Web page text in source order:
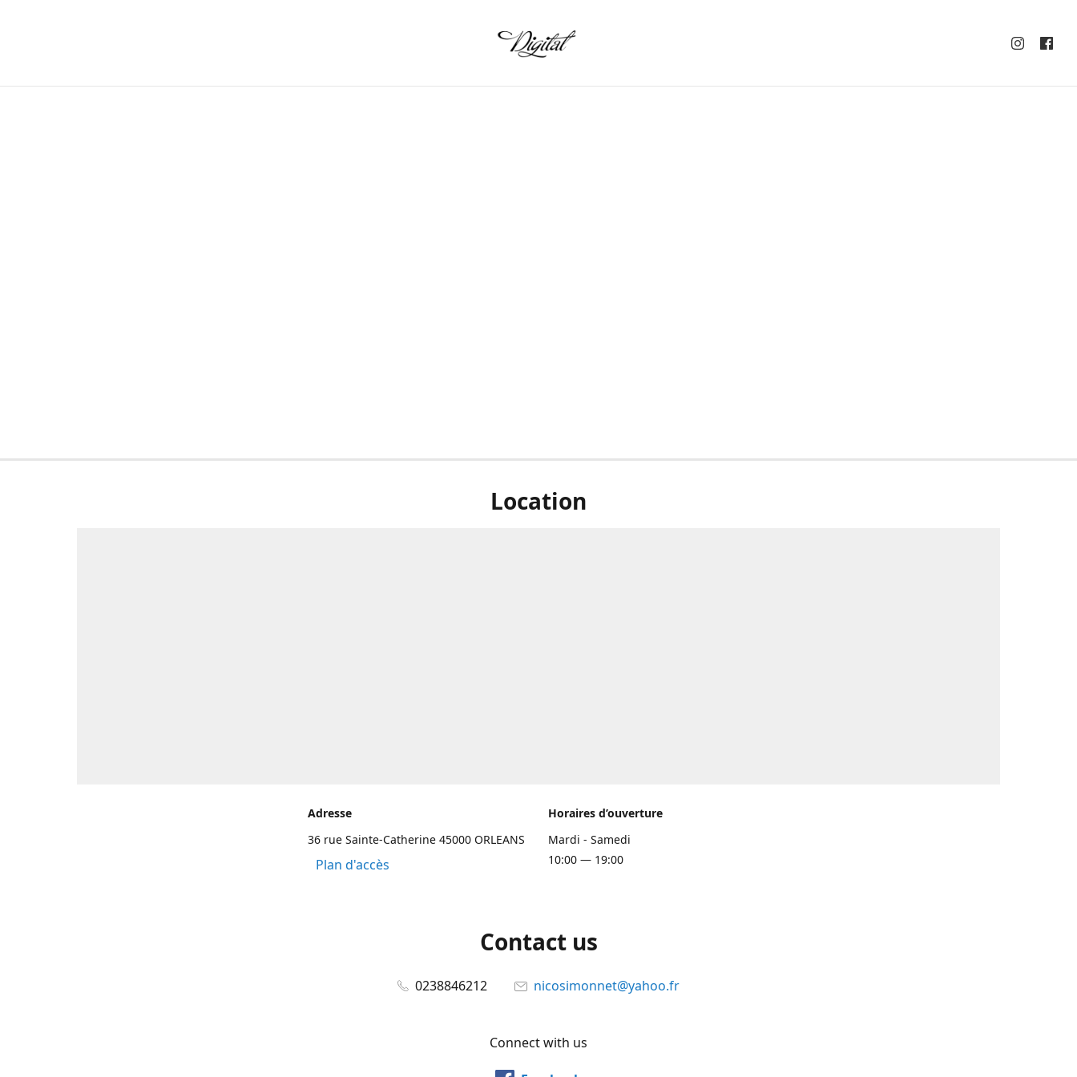
Location
Adresse
36 rue Sainte-Catherine 45000 ORLEANS
Plan d'accès
Horaires d’ouverture
Mardi - Samedi
10:00 — 19:00
Contact us
0238846212 nicosimonnet@yahoo.fr
Connect with us